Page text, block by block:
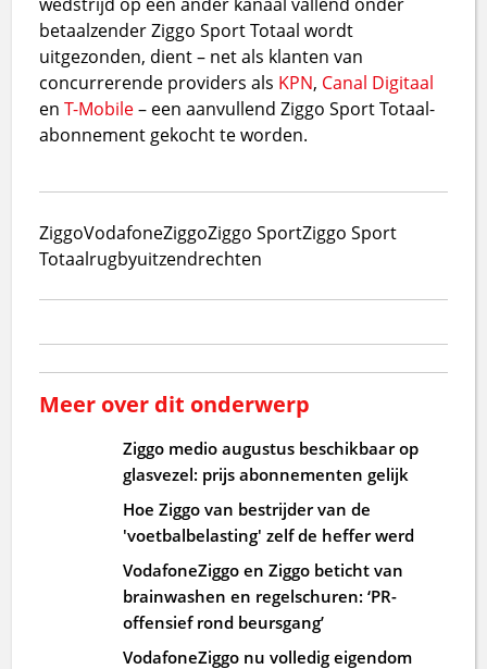
betaalzender Ziggo Sport Totaal wordt
uitgezonden, dient – net als klanten van
concurrerende providers als KPN, Canal Digitaal
enT-Mobile– een aanvullend Ziggo Sport Totaal-
abonnement gekocht te worden.
ZiggoVodafoneZiggoZiggo SportZiggo Sport
Totaalrugbyuitzendrechten
Meer over dit onderwerp
Ziggo medio augustus beschikbaar op
glasvezel: prijs abonnementen gelijk
Hoe Ziggo van bestrijder van de
'voetbalbelasting' zelf de heffer werd
VodafoneZiggo en Ziggo beticht van
brainwashen en regelschuren: ‘PR-
offensief rond beursgang’
VodafoneZiggo nu volledig eigendom